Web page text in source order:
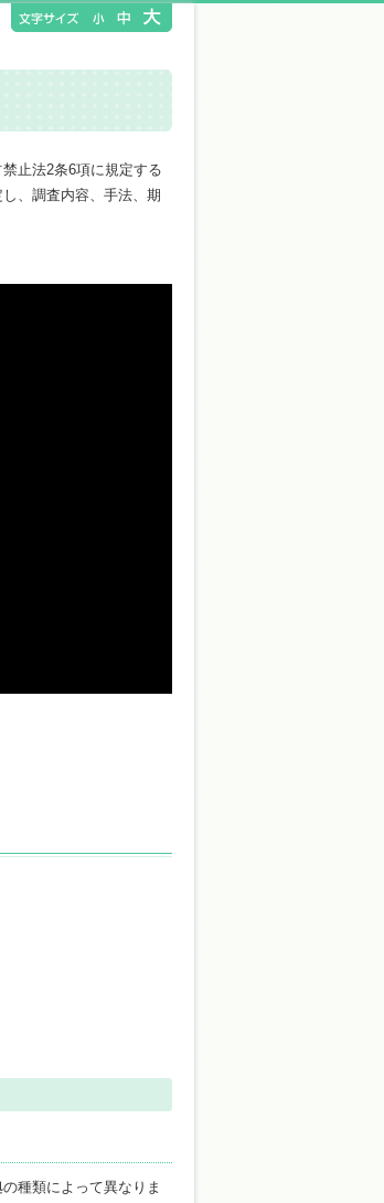
止法2条6項に規定する
、調査内容、手法、期
種類によって異なりま